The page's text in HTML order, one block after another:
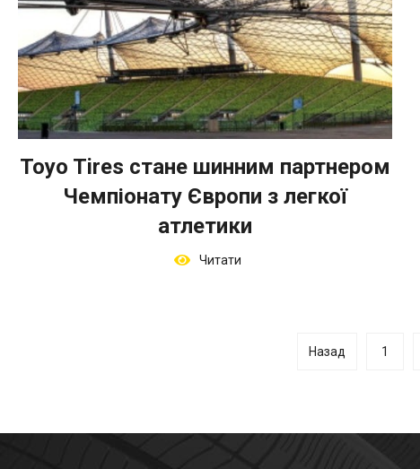
Toyo Tires стане шинним партнером
Чемпіонату Європи з легкої
атлетики
Читати
Назад 1